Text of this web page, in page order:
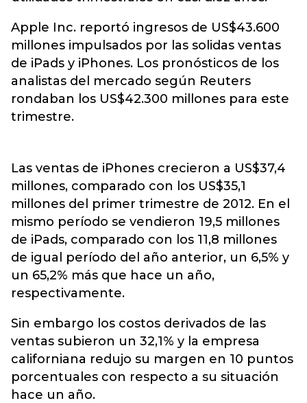
Apple Inc. reportó ingresos de US$43.600
millones impulsados por las solidas ventas
de iPads y iPhones. Los pronósticos de los
analistas del mercado según Reuters
rondaban los US$42.300 millones para este
trimestre.
Las ventas de iPhones crecieron a US$37,4
millones, comparado con los US$35,1
millones del primer trimestre de 2012. En el
mismo período se vendieron 19,5 millones
de iPads, comparado con los 11,8 millones
de igual período del año anterior, un 6,5% y
un 65,2% más que hace un año,
respectivamente.
Sin embargo los costos derivados de las
ventas subieron un 32,1% y la empresa
californiana redujo su margen en 10 puntos
porcentuales con respecto a su situación
hace un año.